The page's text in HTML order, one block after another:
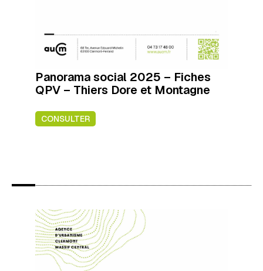
Panorama social 2025 – Fiches
QPV – Thiers Dore et Montagne
CONSULTER